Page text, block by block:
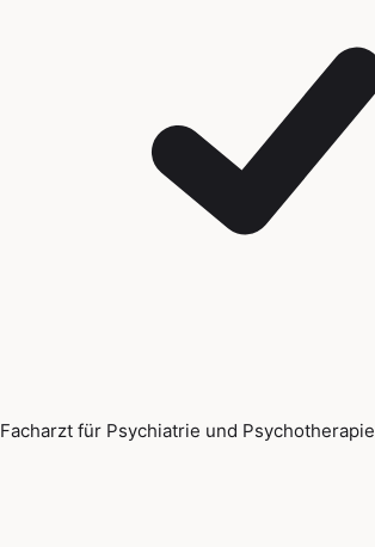
Facharzt für Psychiatrie und Psychotherapie